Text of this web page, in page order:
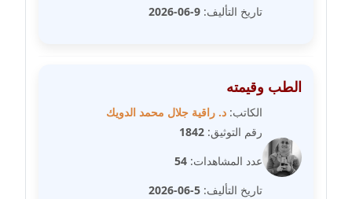
عاملة
مدونة سارة القصبي
عاملة
مدونة سارة سعيد
عاملة
تاريخ التأليف: 9-06-2026
الطب وقيمته
الكاتب: د. راقية جلال محمد الدويك
رقم التوثيق: 1842
عدد المشاهدات: 54
تاريخ التأليف: 5-06-2026